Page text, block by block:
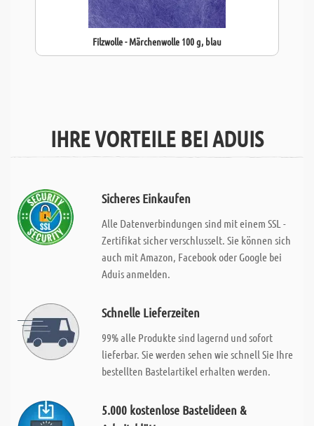
Filzwolle - Märchenwolle 100 g, blau
IHRE VORTEILE BEI ADUIS
Sicheres Einkaufen
Alle Datenverbindungen sind mit einem SSL -
Zertifikat sicher verschlusselt. Sie können sich
auch mit Amazon, Facebook oder Google bei
Aduis anmelden.
Schnelle Lieferzeiten
99% alle Produkte sind lagernd und sofort
lieferbar. Sie werden sehen wie schnell Sie Ihre
bestellten Bastelartikel erhalten werden.
5.000 kostenlose Bastelideen &